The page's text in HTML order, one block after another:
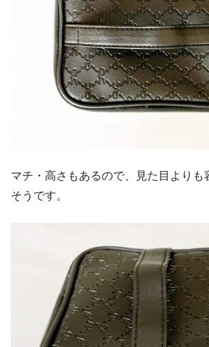
マチ・高さもあるので、見た目よりも
そうです。